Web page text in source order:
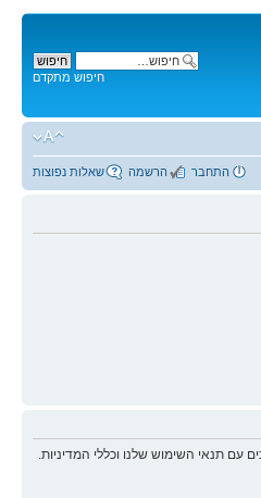
חיפוש מתקדם
שאלות נפוצות הרשמה התחבר
תנאי השימוש שלנו וכללי המדיניות.